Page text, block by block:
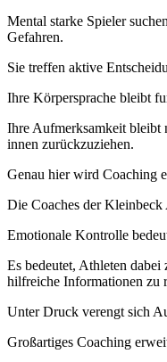
Mental starke Spieler
Gefahren.
Sie treffen aktive
Ihre Körpersprache bleibt
Ihre Aufmerksamkeit bleibt
innen zurückzuziehen.
Genau hier wird Coaching
Die Coaches der
Emotionale Kontrolle
Es bedeutet, Athleten
hilfreiche Informationen zu
Unter Druck verengt sich
Großartiges Coaching